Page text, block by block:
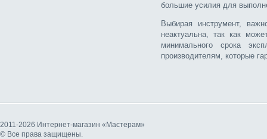
большие усилия для
Выбирая инструмент,
неактуальна, так как
минимального срока
производителям, которые
2011-2026 Интернет-магазин «Мастерам»
© Все права защищены.